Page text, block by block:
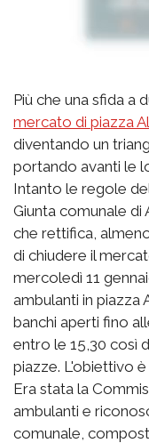
Più che una sfida a
mercato di piazza
diventando un
portando avanti le
Intanto le regole
Giunta comunale di
che rettifica,
di chiudere il
mercoledì 11
ambulanti in piazza
banchi aperti fino
entro le 15,30 così
piazze. L'obiettivo
Era stata la
ambulanti e
comunale,